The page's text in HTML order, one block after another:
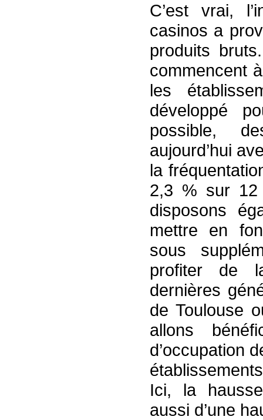
C’est vrai,
casinos a
produits
commencent
les
développé
possible,
aujourd’hui
la
2,3 % sur 12
disposons
mettre en
sous
profiter de
dernières
de Toulouse
allons
d’occupation
Ici, la
aussi d’une